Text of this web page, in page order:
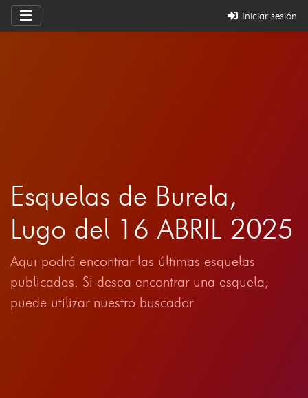
Iniciar sesión
Esquelas de Burela,
Lugo del 16 ABRIL 2025
Aqui podrá encontrar las últimas esquelas
publicadas. Si desea encontrar una esquela,
puede utilizar nuestro buscador